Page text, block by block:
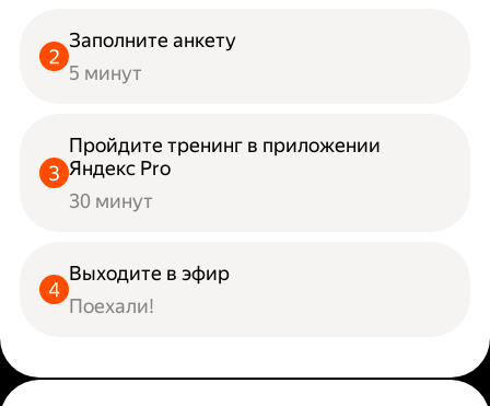
Заполните анкету
5 минут
Пройдите тренинг в приложении
Яндекс Pro
30 минут
Выходите в эфир
Поехали!